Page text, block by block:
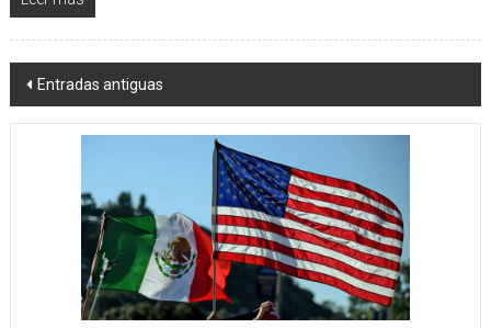
Navegación
de
Entradas antiguas